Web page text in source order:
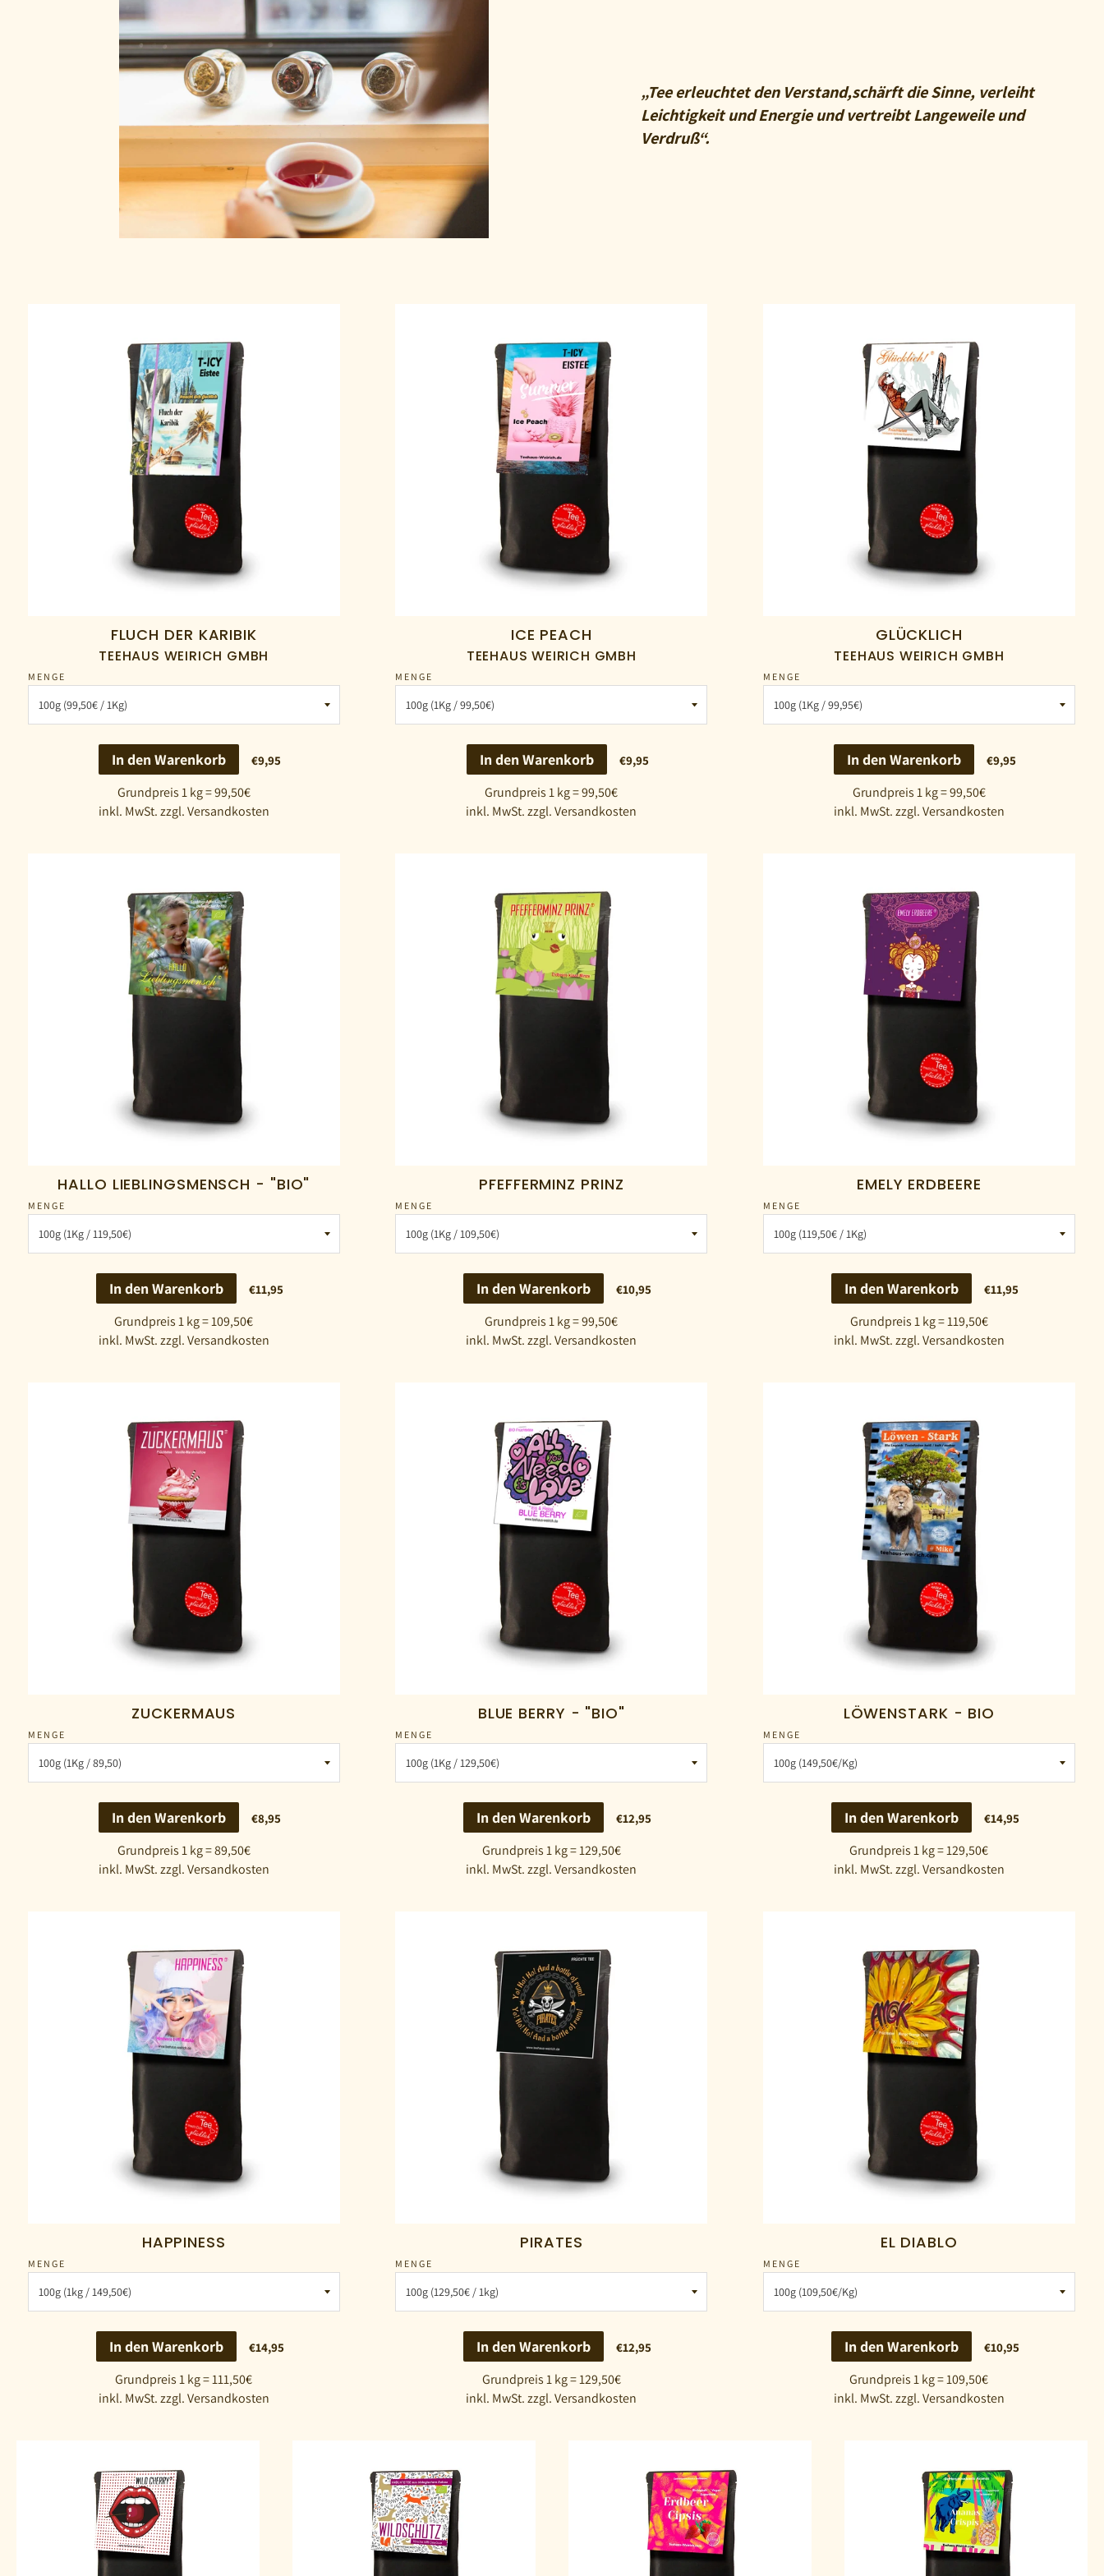
„Tee erleuchtet den Verstand,schärft die Sinne, verleiht
Leichtigkeit und Energie und vertreibt Langeweile und
Verdruß“.
FLUCH DER KARIBIK
TEEHAUS WEIRICH GMBH
MENGE
In den Warenkorb €9,95
Grundpreis 1 kg = 99,50€
inkl. MwSt. zzgl. Versandkosten
ICE PEACH
TEEHAUS WEIRICH GMBH
MENGE
In den Warenkorb €9,95
Grundpreis 1 kg = 99,50€
inkl. MwSt. zzgl. Versandkosten
GLÜCKLICH
TEEHAUS WEIRICH GMBH
MENGE
In den Warenkorb €9,95
Grundpreis 1 kg = 99,50€
inkl. MwSt. zzgl. Versandkosten
HALLO LIEBLINGSMENSCH - "BIO"
MENGE
In den Warenkorb €11,95
Grundpreis 1 kg = 109,50€
inkl. MwSt. zzgl. Versandkosten
PFEFFERMINZ PRINZ
MENGE
In den Warenkorb €10,95
Grundpreis 1 kg = 99,50€
inkl. MwSt. zzgl. Versandkosten
EMELY ERDBEERE
MENGE
In den Warenkorb €11,95
Grundpreis 1 kg = 119,50€
inkl. MwSt. zzgl. Versandkosten
ZUCKERMAUS
MENGE
In den Warenkorb €8,95
Grundpreis 1 kg = 89,50€
inkl. MwSt. zzgl. Versandkosten
BLUE BERRY - "BIO"
MENGE
In den Warenkorb €12,95
Grundpreis 1 kg = 129,50€
inkl. MwSt. zzgl. Versandkosten
LÖWENSTARK - BIO
MENGE
In den Warenkorb €14,95
Grundpreis 1 kg = 129,50€
inkl. MwSt. zzgl. Versandkosten
HAPPINESS
MENGE
In den Warenkorb €14,95
Grundpreis 1 kg = 111,50€
inkl. MwSt. zzgl. Versandkosten
PIRATES
MENGE
In den Warenkorb €12,95
Grundpreis 1 kg = 129,50€
inkl. MwSt. zzgl. Versandkosten
EL DIABLO
MENGE
In den Warenkorb €10,95
Grundpreis 1 kg = 109,50€
inkl. MwSt. zzgl. Versandkosten